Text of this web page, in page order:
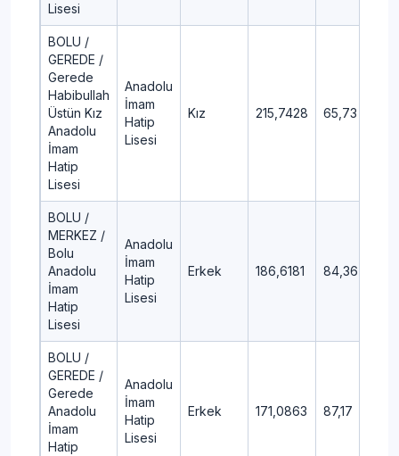
Lisesi
BOLU /
GEREDE /
Gerede
Habibullah
Üstün Kız
Anadolu
İmam
Hatip
Lisesi
Anadolu
İmam
Hatip
Lisesi
Kız 215,7428 65,73
BOLU /
MERKEZ /
Bolu
Anadolu
İmam
Hatip
Lisesi
Anadolu
İmam
Hatip
Lisesi
Erkek 186,6181 84,36
BOLU /
GEREDE /
Gerede
Anadolu
İmam
Hatip
Anadolu
İmam
Hatip
Lisesi
Erkek 171,0863 87,17